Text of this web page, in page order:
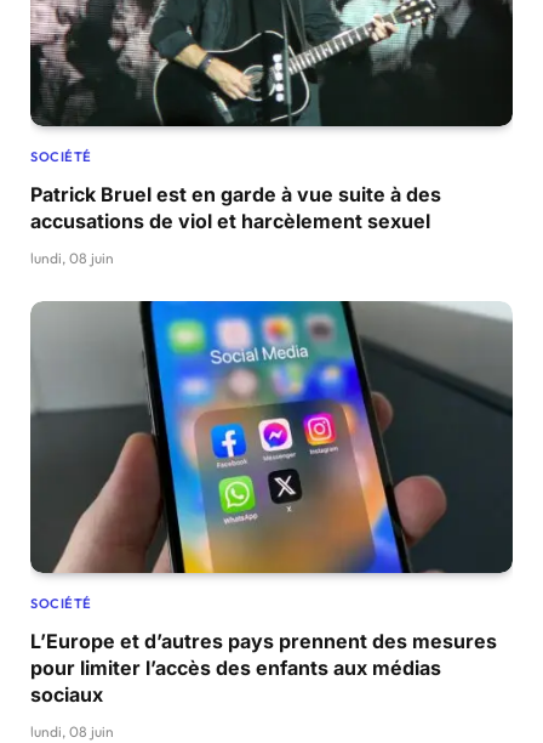
SOCIÉTÉ
Patrick Bruel est en garde à vue suite à des
accusations de viol et harcèlement sexuel
lundi, 08 juin
SOCIÉTÉ
L’Europe et d’autres pays prennent des mesures
pour limiter l’accès des enfants aux médias
sociaux
lundi, 08 juin